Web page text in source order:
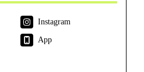
Instagram
App